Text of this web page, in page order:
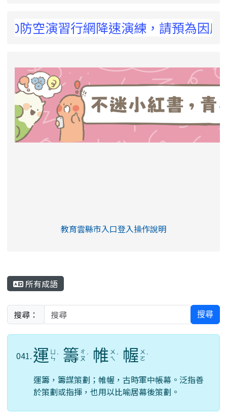
習行網降速演練，請預為因應，詳洽
link to https://eliteracy.edu.tw/Shorts/
教育雲縣市入口登入操作說明
所有成語
搜尋： 搜尋
041.運 ㄣ ˋ 籌 ㄔ
ㄡ ˊ 帷 ㄨ
ㄟ ˊ 幄 ㄨ
ㄛ ˋ
運籌，籌謀策劃；帷幄，古時軍中帳幕。泛指善
於策劃或指揮，也用以比喻居幕後策劃。